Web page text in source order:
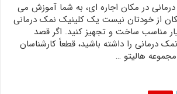
در مکان اجاره ای، به شما آموزش می
از خودتان نیست یک کلینیک نمک درمانی
مناسب ساخت و تجهیز کنید. اگر قصد
درمانی را داشته باشید، قطعاً کارشناسان
هالیتو …